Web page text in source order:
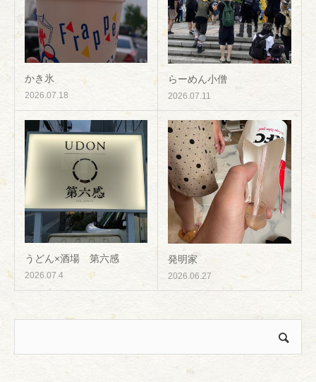
かき氷
2026.07.18
らーめん小僧
2026.07.11
うどん×酒場 第六感
2026.07.4
発明家
2026.06.27